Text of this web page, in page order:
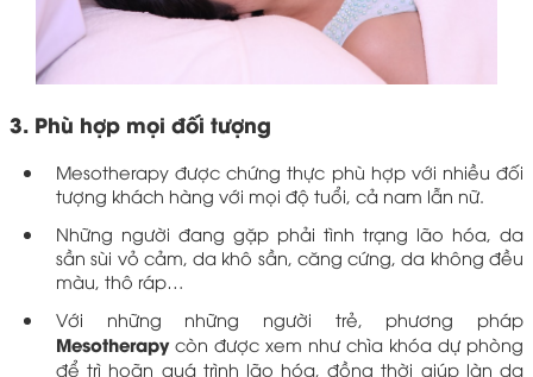
3. Phù hợp mọi đối tượng
Mesotherapy được chứng thực phù hợp với nhiều đối
tượng khách hàng với mọi độ tuổi, cả nam lẫn nữ.
Những người đang gặp phải tình trạng lão hóa, da
sần sùi vỏ cảm, da khô sần, căng cứng, da không đều
màu, thô ráp…
Với những những người trẻ, phương pháp
Mesotherapycòn được xem như chìa khóa dự phòng
để trì hoãn quá trình lão hóa, đồng thời giúp làn da